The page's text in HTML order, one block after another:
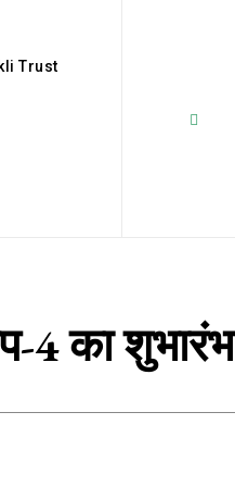
Trust
4 का शुभारंभ